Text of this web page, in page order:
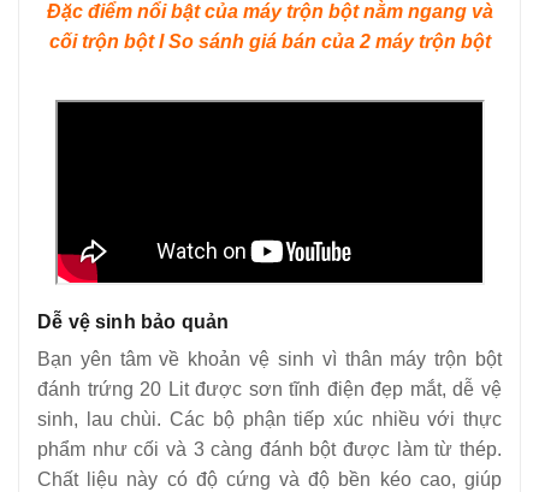
Đặc điểm nổi bật của máy trộn bột nằm ngang và
cối trộn bột I So sánh giá bán của 2 máy trộn bột
Dễ vệ sinh bảo quản
Bạn yên tâm về khoản vệ sinh vì thân máy trộn bột
đánh trứng 20 Lit được sơn tĩnh điện đẹp mắt, dễ vệ
sinh, lau chùi. Các bộ phận tiếp xúc nhiều với thực
phẩm như cối và 3 càng đánh bột được làm từ thép.
Chất liệu này có độ cứng và độ bền kéo cao, giúp